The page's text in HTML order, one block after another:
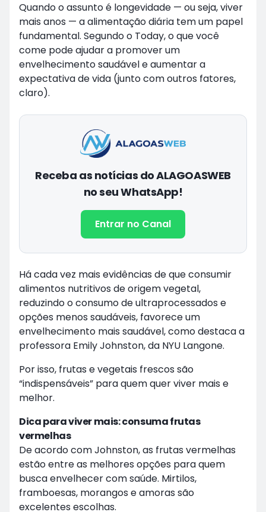
Quando o assunto é longevidade — ou seja, viver
mais anos — a alimentação diária tem um papel
fundamental. Segundo o Today, o que você
come pode ajudar a promover um
envelhecimento saudável e aumentar a
expectativa de vida (junto com outros fatores,
claro).
Receba as notícias do ALAGOASWEB
no seu WhatsApp!
Entrar no Canal
Há cada vez mais evidências de que consumir
alimentos nutritivos de origem vegetal,
reduzindo o consumo de ultraprocessados e
opções menos saudáveis, favorece um
envelhecimento mais saudável, como destaca a
professora Emily Johnston, da NYU Langone.
Por isso, frutas e vegetais frescos são
“indispensáveis” para quem quer viver mais e
melhor.
Dica para viver mais: consuma frutas
vermelhas
De acordo com Johnston, as frutas vermelhas
estão entre as melhores opções para quem
busca envelhecer com saúde. Mirtilos,
framboesas, morangos e amoras são
excelentes escolhas.